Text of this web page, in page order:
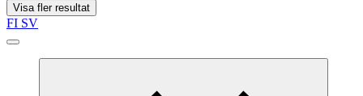
Visa fler resultat
FI SV